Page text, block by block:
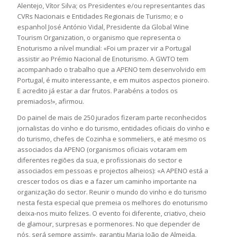
Alentejo, Vítor Silva; os Presidentes e/ou representantes das
CVRs Nacionais e Entidades Regionais de Turismo; e o
espanhol José António Vidal, Presidente da Global Wine
Tourism Organization, o organismo que representa o
Enoturismo a nível mundial: «Foi um prazer vir a Portugal
assistir ao Prémio Nacional de Enoturismo. A GWTO tem
acompanhado o trabalho que a APENO tem desenvolvido em
Portugal, é muito interessante, e em muitos aspectos pioneiro.
E acredito já estar a dar frutos. Parabéns a todos os
premiados!», afirmou.
Do painel de mais de 250 jurados fizeram parte reconhecidos
jornalistas do vinho e do turismo, entidades oficiais do vinho e
do turismo, chefes de Cozinha e sommeliers, e até mesmo os
associados da APENO (organismos oficiais votaram em
diferentes regiões da sua, e profissionais do sector e
associados em pessoas e projectos alheios): «A APENO está a
crescer todos os dias e a fazer um caminho importante na
organização do sector. Reunir o mundo do vinho e do turismo
nesta festa especial que premeia os melhores do enoturismo
deixa-nos muito felizes. O evento foi diferente, criativo, cheio
de glamour, surpresas e pormenores. No que depender de
nós, será sempre assim!», garantiu Maria João de Almeida.